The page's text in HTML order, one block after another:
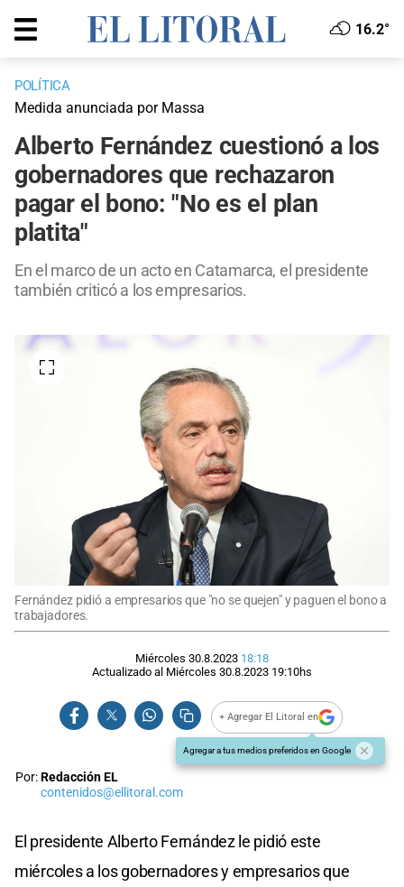
16.2°
POLÍTICA
Medida anunciada por Massa
Alberto Fernández cuestionó a los
gobernadores que rechazaron
pagar el bono: "No es el plan
platita"
En el marco de un acto en Catamarca, el presidente
también criticó a los empresarios.
Fernández pidió a empresarios que "no se quejen" y paguen el bono a
trabajadores.
Miércoles 30.8.2023 18:18
Actualizado al Miércoles 30.8.2023 19:10hs
+ Agregar El Litoral en
Agregar a tus medios preferidos en Google
Por:Redacción EL
contenidos@ellitoral.com
El presidente Alberto Fernández le pidió este
miércoles a los gobernadores y empresarios que